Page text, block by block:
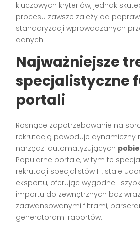
kluczowych kryteriów, jednak
procesu zawsze zależy od
standaryzacji wprowadzanych
danych.
Najważniejsze
specjalistyczne
portali
Rosnące zapotrzebowanie na
rekrutacją powoduje dynamiczny
narzędzi automatyzujących
Popularne portale, w tym te
rekrutacji specjalistów IT, stale
eksportu, oferując wygodne i
importu do zewnętrznych baz
zaawansowanymi filtrami,
generatorami raportów.